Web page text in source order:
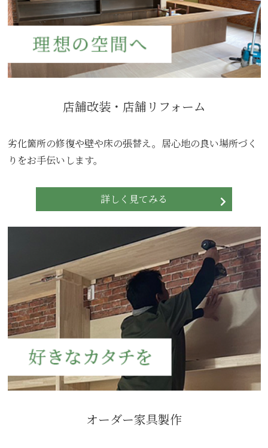
店舗改装・店舗リフォーム
劣化箇所の修復や壁や床の張替え。居心地の良い場所づく
りをお手伝いします。
詳しく見てみる
オーダー家具製作